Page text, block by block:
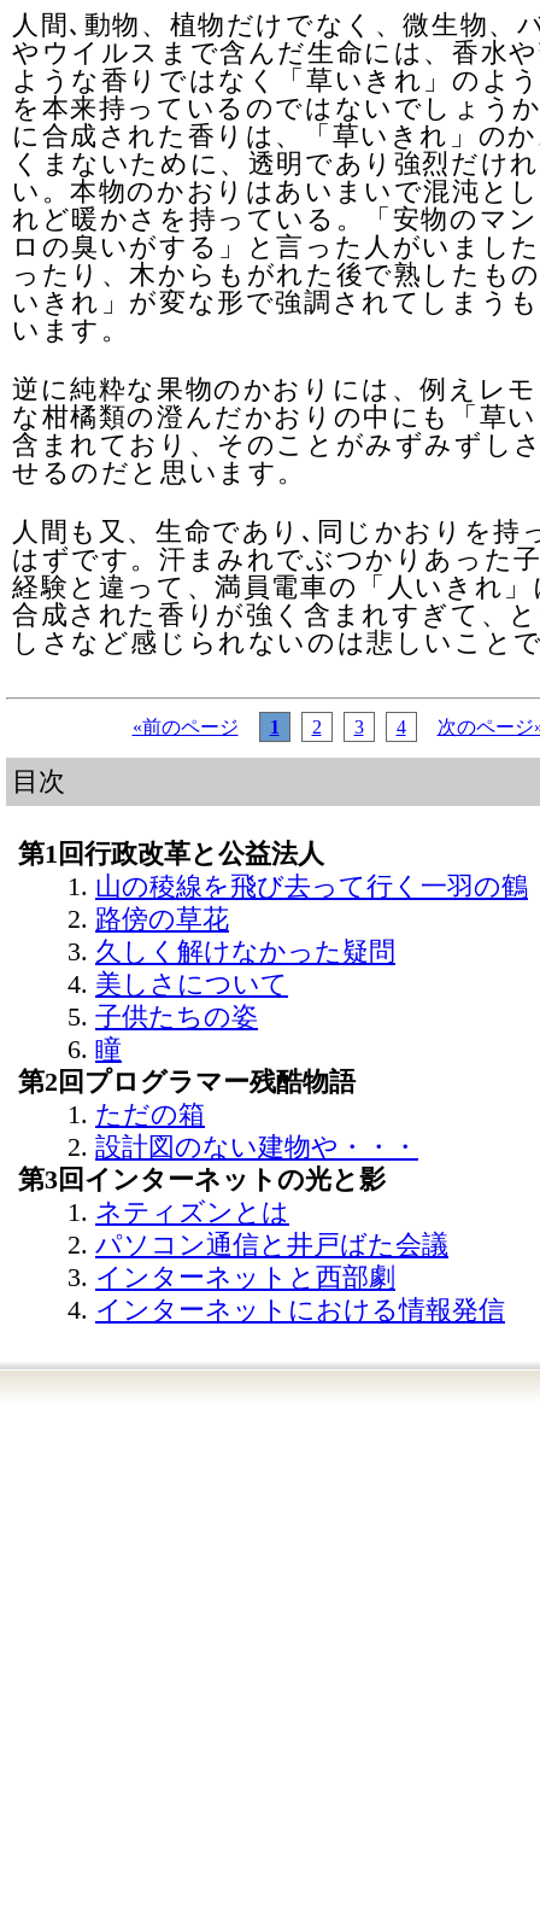
人間､動物、植物だけでなく、微生物、
やウイルスまで含んだ生命には、香水
ような香りではなく「草いきれ」のよ
を本来持っているのではないでしょう
に合成された香りは、「草いきれ」の
くまないために、透明であり強烈だけ
い。本物のかおりはあいまいで混沌と
れど暖かさを持っている。「安物のマ
ロの臭いがする」と言った人がいまし
ったり、木からもがれた後で熟したも
いきれ」が変な形で強調されてしまう
います。
逆に純粋な果物のかおりには、例えレ
な柑橘類の澄んだかおりの中にも「草
含まれており、そのことがみずみずし
せるのだと思います。
人間も又、生命であり､同じかおりを持
はずです。汗まみれでぶつかりあった
経験と違って、満員電車の「人いきれ
合成された香りが強く含まれすぎて、
しさなど感じられないのは悲しいこと
«前のページ 1 2 3 4 次のページ
目次
第1回行政改革と公益法人
山の稜線を飛び去って行く一羽の鶴
路傍の草花
久しく解けなかった疑問
美しさについて
子供たちの姿
瞳
第2回プログラマー残酷物語
ただの箱
設計図のない建物や・・・
第3回インターネットの光と影
ネティズンとは
パソコン通信と井戸ばた会議
インターネットと西部劇
インターネットにおける情報発信